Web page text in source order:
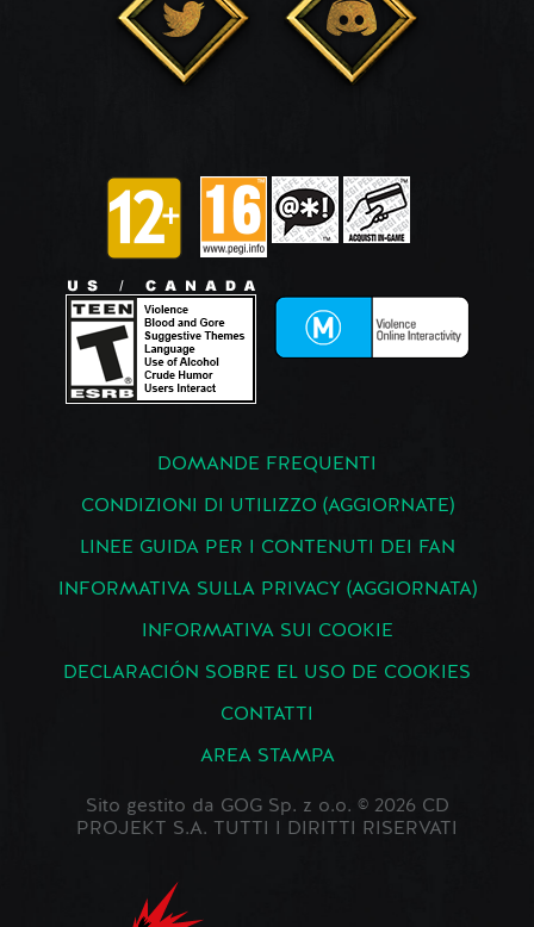
DOMANDE FREQUENTI
CONDIZIONI DI UTILIZZO (AGGIORNATE)
LINEE GUIDA PER I CONTENUTI DEI FAN
INFORMATIVA SULLA PRIVACY (AGGIORNATA)
INFORMATIVA SUI COOKIE
DECLARACIÓN SOBRE EL USO DE COOKIES
CONTATTI
AREA STAMPA
Sito gestito da GOG Sp. z o.o. © 2026 CD
PROJEKT S.A. TUTTI I DIRITTI RISERVATI